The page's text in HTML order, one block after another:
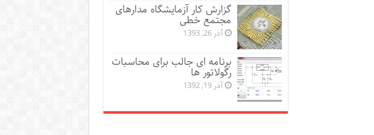
گزارش کار آزمایشگاه مدارهای
مجتمع خطی
آذر 26, 1393
برنامه ای جالب برای محاسبات
رگولاتور ها
آذر 19, 1392